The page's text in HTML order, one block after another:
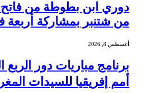
دوري ابن بطوطة من فاتح
من شتنبر بمشاركة أربعة
أغسطس 8, 2026
برنامج مباريات دور الربع